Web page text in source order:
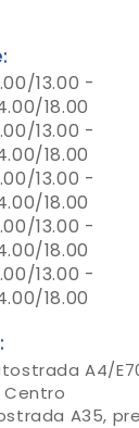
13.00 -
18.00
13.00 -
18.00
13.00 -
18.00
13.00 -
18.00
13.00 -
18.00
A4/
Centro
A35,